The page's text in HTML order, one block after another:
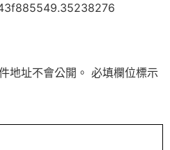
地址不會公開。 必填欄位標示